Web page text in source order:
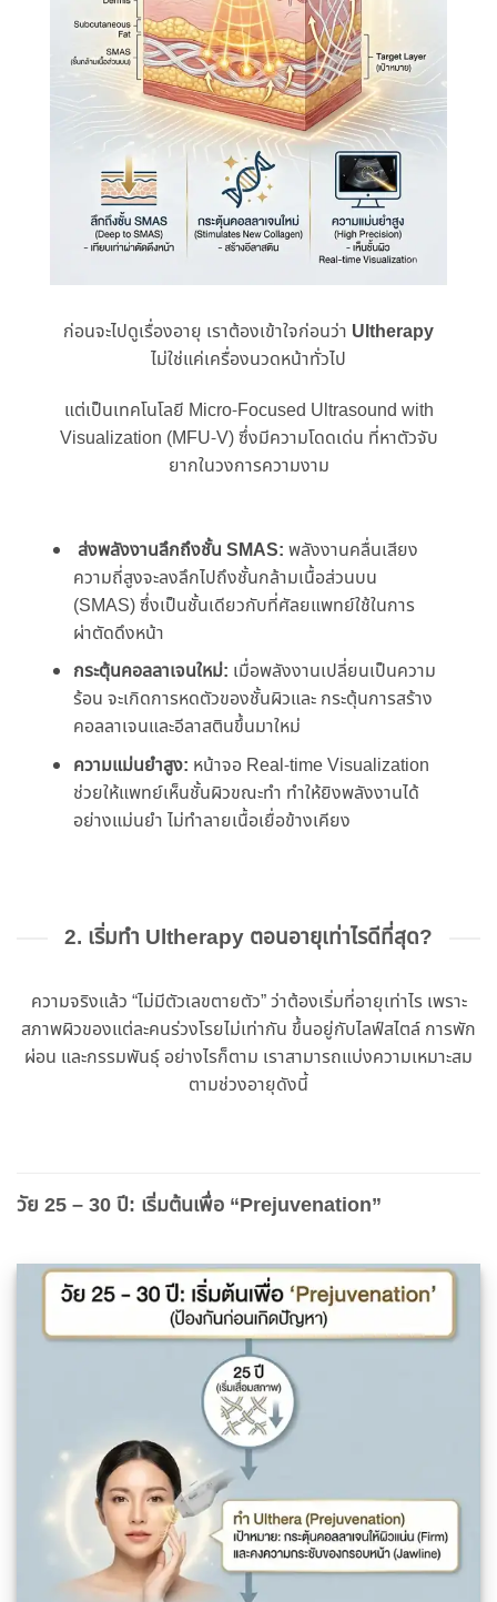
ก่อนจะไปดูเรื่องอายุ เราต้องเข้าใจก่อนว่า Ultherapy
ไม่ใช่แค่เครื่องนวดหน้าทั่วไป
แต่เป็นเทคโนโลยี Micro-Focused Ultrasound with
Visualization (MFU-V) ซึ่งมีความโดดเด่น ที่หาตัวจับ
ยากในวงการความงาม
ส่งพลังงานลึกถึงชั้น SMAS: พลังงานคลื่นเสียง
ความถี่สูงจะลงลึกไปถึงชั้นกล้ามเนื้อส่วนบน
(SMAS) ซึ่งเป็นชั้นเดียวกับที่ศัลยแพทย์ใช้ในการ
ผ่าตัดดึงหน้า
กระตุ้นคอลลาเจนใหม่: เมื่อพลังงานเปลี่ยนเป็นความ
ร้อน จะเกิดการหดตัวของชั้นผิวและ กระตุ้นการสร้าง
คอลลาเจนและอีลาสตินขึ้นมาใหม่
ความแม่นยําสูง: หน้าจอ Real-time Visualization
ช่วยให้แพทย์เห็นชั้นผิวขณะทํา ทําให้ยิงพลังงานได้
อย่างแม่นยํา ไม่ทําลายเนื้อเยื่อข้างเคียง
2. เริ่มทํา Ultherapy ตอนอายุเท่าไรดีที่สุด?
ความจริงแล้ว “ไม่มีตัวเลขตายตัว” ว่าต้องเริ่มที่อายุเท่าไร เพราะ
สภาพผิวของแต่ละคนร่วงโรยไม่เท่ากัน ขึ้นอยู่กับไลฟ์สไตล์ การพัก
ผ่อน และกรรมพันธุ์ อย่างไรก็ตาม เราสามารถแบ่งความเหมาะสม
ตามช่วงอายุดังนี้
วัย 25 – 30 ปี: เริ่มต้นเพื่อ “Prejuvenation”